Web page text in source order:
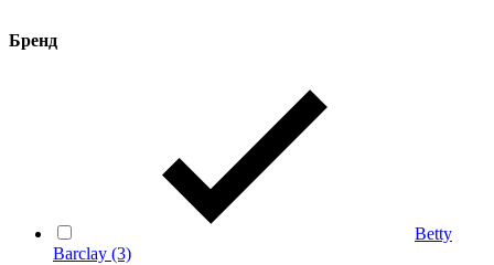
Бренд
Betty
Barclay (3)